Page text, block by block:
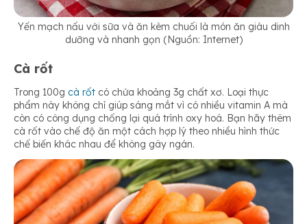
Yến mạch nấu với sữa và ăn kèm chuối là món ăn giàu dinh
dưỡng và nhanh gọn (Nguồn: Internet)
Cà rốt
Trong 100g cà rốt có chứa khoảng 3g chất xơ. Loại thực
phẩm này không chỉ giúp sáng mắt vì có nhiều vitamin A mà
còn có công dụng chống lại quá trình oxy hoá. Bạn hãy thêm
cà rốt vào chế độ ăn một cách hợp lý theo nhiều hình thức
chế biến khác nhau để không gây ngán.